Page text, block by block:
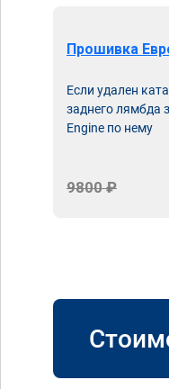
Прошивка
Если удален
заднего лямбда
Engine по нему
9800 ₽